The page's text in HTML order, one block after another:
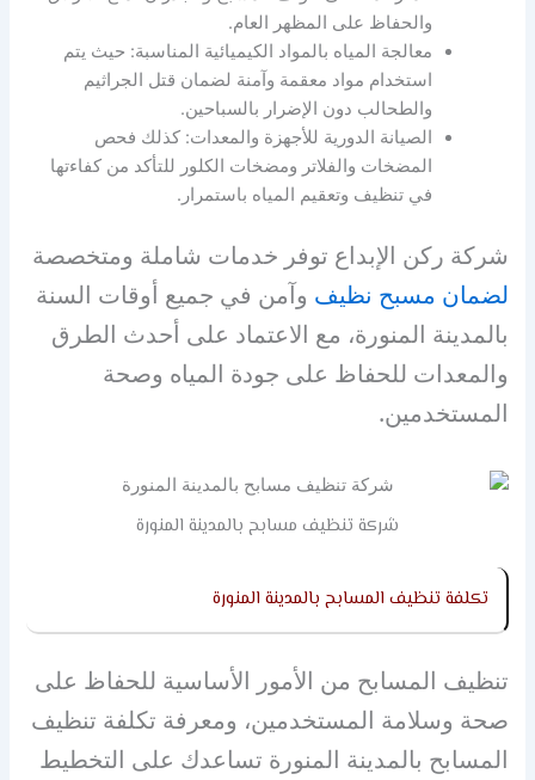
والحفاظ على المظهر العام.
معالجة المياه بالمواد الكيميائية المناسبة: حيث يتم
استخدام مواد معقمة وآمنة لضمان قتل الجراثيم
والطحالب دون الإضرار بالسباحين.
الصيانة الدورية للأجهزة والمعدات: كذلك فحص
المضخات والفلاتر ومضخات الكلور للتأكد من كفاءتها
في تنظيف وتعقيم المياه باستمرار.
شركة ركن الإبداع توفر خدمات شاملة ومتخصصة
لضمان مسبح نظيف وآمن في جميع أوقات السنة
بالمدينة المنورة، مع الاعتماد على أحدث الطرق
والمعدات للحفاظ على جودة المياه وصحة
المستخدمين.
شركة تنظيف مسابح بالمدينة المنورة
تكلفة تنظيف المسابح بالمدينة المنورة
تنظيف المسابح من الأمور الأساسية للحفاظ على
صحة وسلامة المستخدمين، ومعرفة تكلفة تنظيف
المسابح بالمدينة المنورة تساعدك على التخطيط